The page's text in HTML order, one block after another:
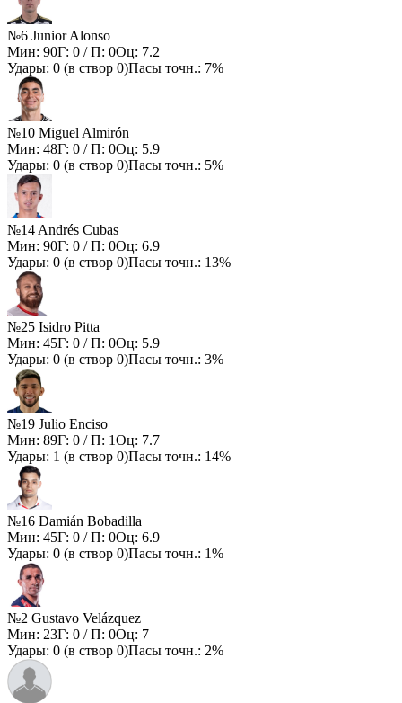
№6 Junior Alonso
Мин: 90Г: 0 / П: 0Оц: 7.2
Удары: 0 (в створ 0)Пасы точн.: 7%
№10 Miguel Almirón
Мин: 48Г: 0 / П: 0Оц: 5.9
Удары: 0 (в створ 0)Пасы точн.: 5%
№14 Andrés Cubas
Мин: 90Г: 0 / П: 0Оц: 6.9
Удары: 0 (в створ 0)Пасы точн.: 13%
№25 Isidro Pitta
Мин: 45Г: 0 / П: 0Оц: 5.9
Удары: 0 (в створ 0)Пасы точн.: 3%
№19 Julio Enciso
Мин: 89Г: 0 / П: 1Оц: 7.7
Удары: 1 (в створ 0)Пасы точн.: 14%
№16 Damián Bobadilla
Мин: 45Г: 0 / П: 0Оц: 6.9
Удары: 0 (в створ 0)Пасы точн.: 1%
№2 Gustavo Velázquez
Мин: 23Г: 0 / П: 0Оц: 7
Удары: 0 (в створ 0)Пасы точн.: 2%